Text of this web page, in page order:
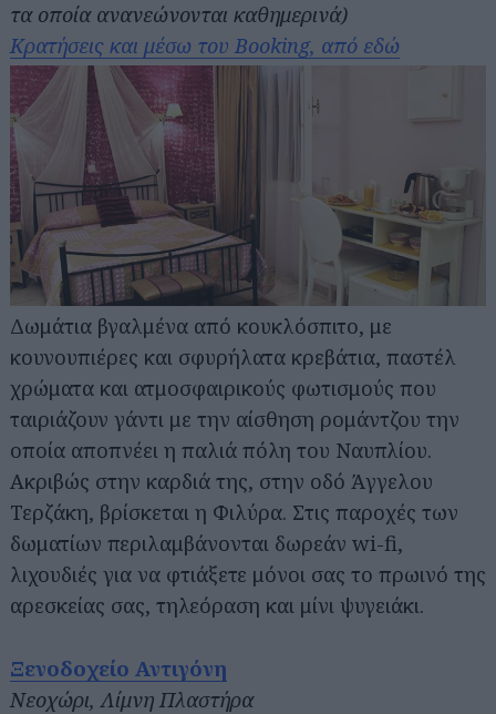
τα οποία ανανεώνονται καθημερινά)
Κρατήσεις και μέσω του Booking, από εδώ
Δωμάτια βγαλμένα από κουκλόσπιτο, με
κουνουπιέρες και σφυρήλατα κρεβάτια, παστέλ
χρώματα και ατμοσφαιρικούς φωτισμούς που
ταιριάζουν γάντι με την αίσθηση ρομάντζου την
οποία αποπνέει η παλιά πόλη του Ναυπλίου.
Ακριβώς στην καρδιά της, στην οδό Άγγελου
Τερζάκη, βρίσκεται η Φιλύρα. Στις παροχές των
δωματίων περιλαμβάνονται δωρεάν wi-fi,
λιχουδιές για να φτιάξετε μόνοι σας το πρωινό της
αρεσκείας σας, τηλεόραση και μίνι ψυγειάκι.
Ξενοδοχείο Αντιγόνη
Νεοχώρι, Λίμνη Πλαστήρα